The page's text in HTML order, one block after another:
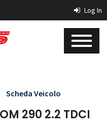
Log In
Scheda Veicolo
290 2.2 TDCI